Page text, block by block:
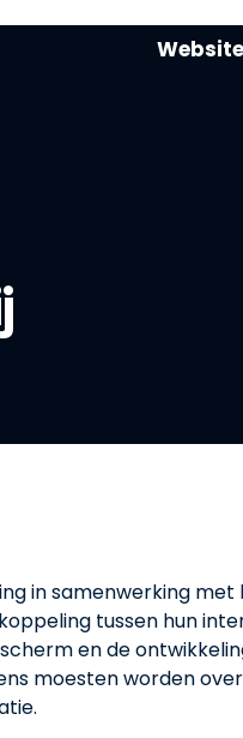
in samenwerking met
tussen hun
en de
moesten worden